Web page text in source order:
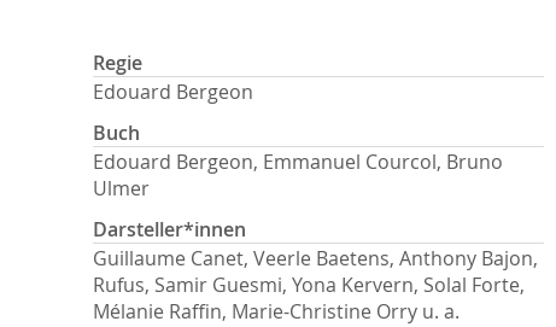
Regie
Edouard Bergeon
Buch
Edouard Bergeon, Emmanuel Courcol, Bruno
Ulmer
Darsteller*innen
Guillaume Canet, Veerle Baetens, Anthony Bajon,
Rufus, Samir Guesmi, Yona Kervern, Solal Forte,
Mélanie Raffin, Marie-Christine Orry u. a.